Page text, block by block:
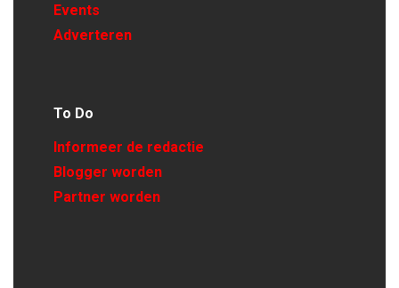
Events
Adverteren
To Do
Informeer de redactie
Blogger worden
Partner worden